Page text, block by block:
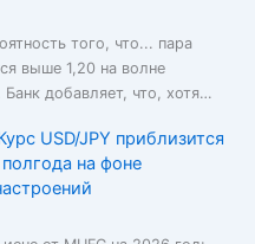
того, что... пара
выше 1,20 на волне
добавляет, что, хотя…
USD/JPY приблизится
на фоне